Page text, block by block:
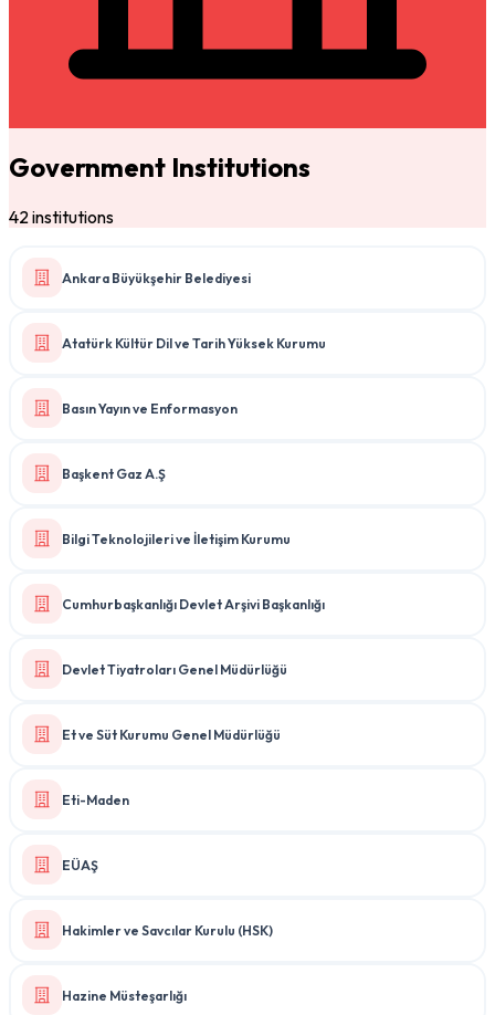
Government Institutions
42 institutions
Ankara Büyükşehir Belediyesi
Atatürk Kültür Dil ve Tarih Yüksek Kurumu
Basın Yayın ve Enformasyon
Başkent Gaz A.Ş
Bilgi Teknolojileri ve İletişim Kurumu
Cumhurbaşkanlığı Devlet Arşivi Başkanlığı
Devlet Tiyatroları Genel Müdürlüğü
Et ve Süt Kurumu Genel Müdürlüğü
Eti-Maden
EÜAŞ
Hakimler ve Savcılar Kurulu (HSK)
Hazine Müsteşarlığı